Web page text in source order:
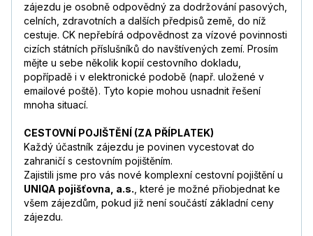
zájezdu je osobně odpovědný za dodržování pasových,
celních, zdravotních a dalších předpisů země, do níž
cestuje. CK nepřebírá odpovědnost za vízové povinnosti
cizích státních příslušníků do navštívených zemí. Prosím
mějte u sebe několik kopií cestovního dokladu,
popřípadě i v elektronické podobě (např. uložené v
emailové poště). Tyto kopie mohou usnadnit řešení
mnoha situací.
CESTOVNÍ POJIŠTĚNÍ (ZA PŘÍPLATEK)
Každý účastník zájezdu je povinen vycestovat do
zahraničí s cestovním pojištěním.
Zajistili jsme pro vás nové komplexní cestovní pojištění u
UNIQA pojišťovna, a.s. , které je možné přiobjednat ke
všem zájezdům, pokud již není součástí základní ceny
zájezdu.